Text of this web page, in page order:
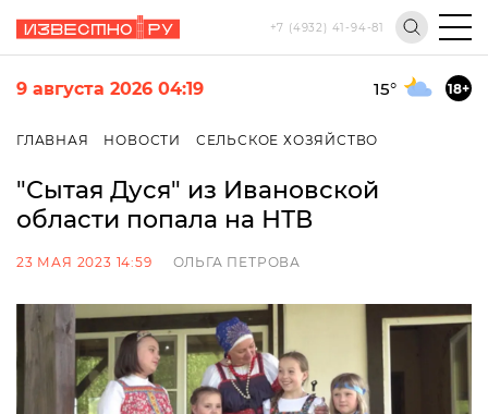
+7 (4932) 41-94-81
9 августа 2026 04:19 15° 18+
ГЛАВНАЯ НОВОСТИ СЕЛЬСКОЕ ХОЗЯЙСТВО
"Сытая Дуся" из Ивановской
области попала на НТВ
23 МАЯ 2023 14:59 ОЛЬГА ПЕТРОВА